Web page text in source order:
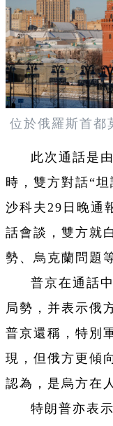
位於俄羅斯首都
此次通話是
時，雙方對話“
沙科夫29日晚通
話會談，雙方就
勢、烏克蘭問題
普京在通話
局勢，并表示俄
普京還稱，特別
現，但俄方更傾
認為，是烏方在
特朗普亦表